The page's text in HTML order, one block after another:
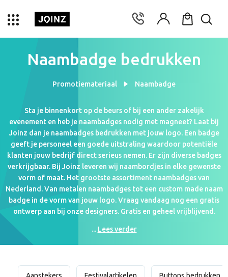
Naambadge bedrukken
Promotiemateriaal Naambadge
Sta je binnenkort op de beurs of bij een ander zakelijk
evenement en heb je naambadges nodig met magneet? Laat bij
Joinz dan je naambadges bedrukken met jouw logo. Een badge
geeft je personeel een goede uitstraling waardoor potentiële
klanten jouw bedrijf direct serieus nemen. Er zijn diverse badges
verkrijgbaar. Bij Joinz leveren wij naambordjes in elke gewenste
vorm of maat. Het grootste assortiment naambadges van
Nederland. Van metalen naambadges tot een custom made naam
badge in de vorm van jouw logo. Vraag vandaag nog een gratis
ontwerp aan bij onze designers. Gratis en geheel vrijblijvend.
... Lees verder